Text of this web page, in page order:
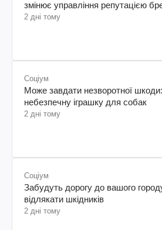
змінює управління репутацією
2 дні тому
Соціум
Може завдати незворотної
небезпечну іграшку для собак
2 дні тому
Соціум
Забудуть дорогу до вашого
відлякати шкідників
2 дні тому